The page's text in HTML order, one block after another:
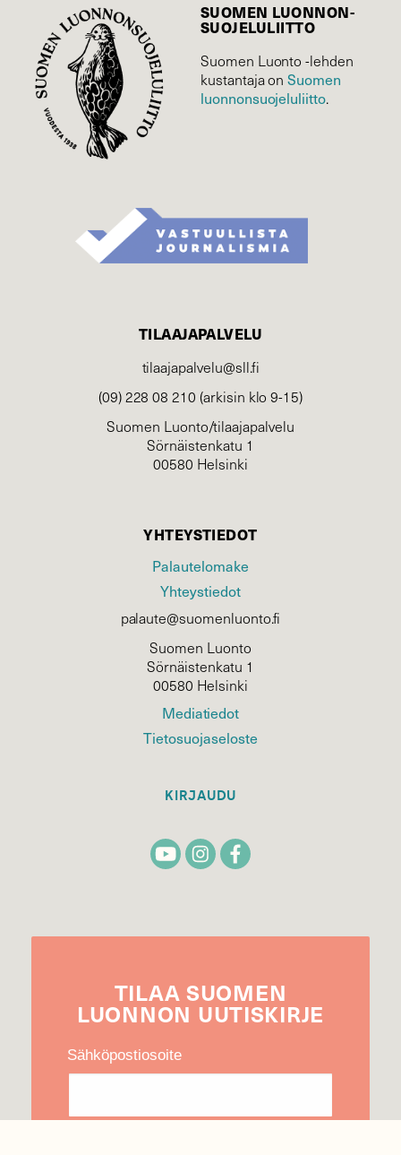
SUOMEN LUONNON­
SUOJELU­LIITTO
Suomen Luonto -lehden
kustantaja onSuomen
luonnonsuojelu­liitto.
TILAAJAPALVELU
tilaajapalvelu@sll.fi
(09) 228 08 210 (arkisin klo 9-15)
Suomen Luonto/tilaajapalvelu
Sörnäistenkatu 1
00580 Helsinki
YHTEYSTIEDOT
Palautelomake
Yhteystiedot
palaute@suomenluonto.fi
Suomen Luonto
Sörnäistenkatu 1
00580 Helsinki
Mediatiedot
Tietosuojaseloste
KIRJAUDU
TILAA SUOMEN
LUONNON UUTIS­KIRJE
Sähköpostiosoite